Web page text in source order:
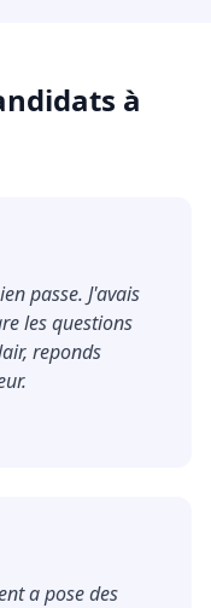
à
passe. J'avais
les questions
reponds
a pose des